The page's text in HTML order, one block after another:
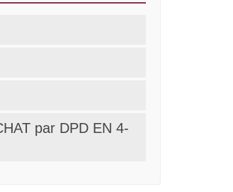
par DPD EN 4-